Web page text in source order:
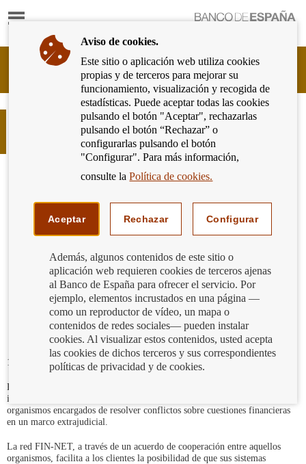
Mostrar
Ir
página
de
inicio
del
Banco
de
España
Cliente
Bancario
Banco
España
Eurosistema,
FIN-NET. Red para la resolución de
conflictos a nivel europeo
13/12/2017
En los estados del Espacio Económico Europeo (EEE) -los 28 países
integrantes de la UE más Islandia, Liechtenstein y Noruega-, existen
organismos encargados de resolver conflictos sobre cuestiones financieras
en un marco extrajudicial.
La red FIN-NET, a través de un acuerdo de cooperación entre aquellos
organismos, facilita a los clientes la posibilidad de que sus sistemas
Aviso de cookies.
Este sitio o aplicación web utiliza cookies
propias y de terceros para mejorar su
funcionamiento, visualización y recogida de
estadísticas. Puede aceptar todas las cookies
pulsando el botón "Aceptar", rechazarlas
pulsando el botón “Rechazar” o
configurarlas pulsando el botón
"Configurar". Para más información,
consulte laPolítica de cookies.
Aceptar Rechazar Configurar
Además, algunos contenidos de este sitio o
aplicación web requieren cookies de terceros ajenas
al Banco de España para ofrecer el servicio. Por
ejemplo, elementos incrustados en una página —
como un reproductor de vídeo, un mapa o
contenidos de redes sociales— pueden instalar
cookies. Al visualizar estos contenidos, usted acepta
las cookies de dichos terceros y sus correspondientes
políticas de privacidad y de cookies.